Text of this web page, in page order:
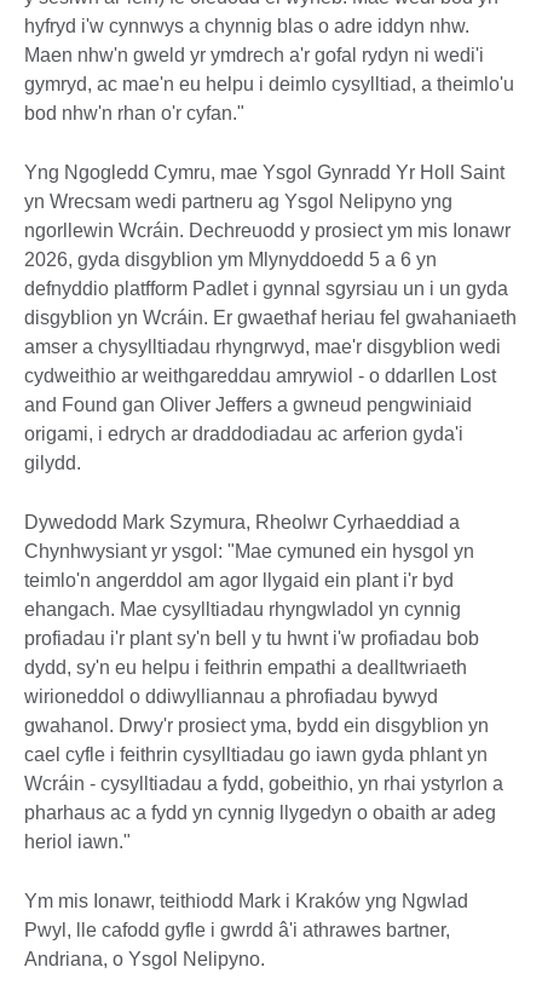
hyfryd i'w cynnwys a chynnig blas o adre iddyn nhw.
Maen nhw'n gweld yr ymdrech a'r gofal rydyn ni wedi'i
gymryd, ac mae'n eu helpu i deimlo cysylltiad, a theimlo'u
bod nhw'n rhan o'r cyfan."
Yng Ngogledd Cymru, mae Ysgol Gynradd Yr Holl Saint
yn Wrecsam wedi partneru ag Ysgol Nelipyno yng
ngorllewin Wcráin. Dechreuodd y prosiect ym mis Ionawr
2026, gyda disgyblion ym Mlynyddoedd 5 a 6 yn
defnyddio platfform Padlet i gynnal sgyrsiau un i un gyda
disgyblion yn Wcráin. Er gwaethaf heriau fel gwahaniaeth
amser a chysylltiadau rhyngrwyd, mae'r disgyblion wedi
cydweithio ar weithgareddau amrywiol - o ddarllen Lost
and Found gan Oliver Jeffers a gwneud pengwiniaid
origami, i edrych ar draddodiadau ac arferion gyda'i
gilydd.
Dywedodd Mark Szymura, Rheolwr Cyrhaeddiad a
Chynhwysiant yr ysgol: "Mae cymuned ein hysgol yn
teimlo'n angerddol am agor llygaid ein plant i'r byd
ehangach. Mae cysylltiadau rhyngwladol yn cynnig
profiadau i'r plant sy'n bell y tu hwnt i'w profiadau bob
dydd, sy'n eu helpu i feithrin empathi a dealltwriaeth
wirioneddol o ddiwylliannau a phrofiadau bywyd
gwahanol. Drwy'r prosiect yma, bydd ein disgyblion yn
cael cyfle i feithrin cysylltiadau go iawn gyda phlant yn
Wcráin - cysylltiadau a fydd, gobeithio, yn rhai ystyrlon a
pharhaus ac a fydd yn cynnig llygedyn o obaith ar adeg
heriol iawn."
Ym mis Ionawr, teithiodd Mark i Kraków yng Ngwlad
Pwyl, lle cafodd gyfle i gwrdd â'i athrawes bartner,
Andriana, o Ysgol Nelipyno.